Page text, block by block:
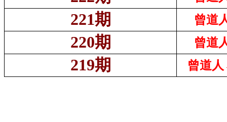
221期 曾道
220期 曾道
219期 曾道